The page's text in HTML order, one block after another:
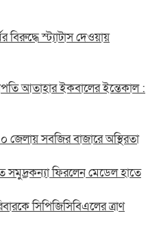
বিরুদ্ধে স্ট্যাটাস দেওয়ায়
আতাহার ইকবালের ইন্তেকাল :
জেলায় সবজির বাজারে অস্থিরতা
সমুদ্রকন্যা ফিরলেন মেডেল হাতে
সিপিজিসিবিএলের ত্রাণ